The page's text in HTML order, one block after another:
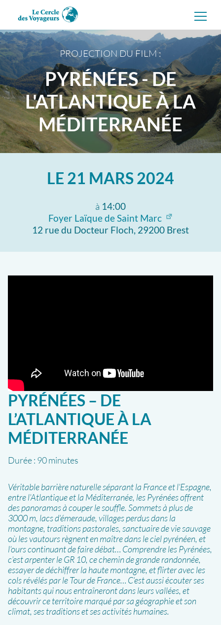
directement
contenu
PROJECTION DU FILM :
PYRÉNÉES - DE
L'ATLANTIQUE À LA
MÉDITERRANÉE
LE 21 MARS 2024
à 14:00
Foyer Laïque de Saint Marc
12 rue du Docteur Floch, 29200 Brest
PYRÉNÉES – DE
L’ATLANTIQUE À LA
MÉDITERRANÉE
Durée : 90 minutes
Véritable barrière naturelle séparant la France et l’Espagne,
entre l’Atlantique et la Méditerranée, les Pyrénées offrent
des panoramas à couper le souffle. Sommets à plus de
3000 m, lacs d’émeraude, villages perdus dans la
montagne, traditions pastorales, sanctuaire de vie sauvage
où les vautours règnent en maître dans le ciel pyrénéen, et
l’ours continuant de faire débat… Comprendre les Pyrénées,
c’est arpenter le GR 10, ce chemin de grande randonnée,
essayer de déchiffrer la haute montagne, et flirter avec les
cols révélés par le Tour de France… C’est aussi écouter ses
habitants qui nous entraîneront dans leurs vallées, et
découvrir ce territoire marqué par sa géographie et son
climat, ses traditions et ses activités humaines.